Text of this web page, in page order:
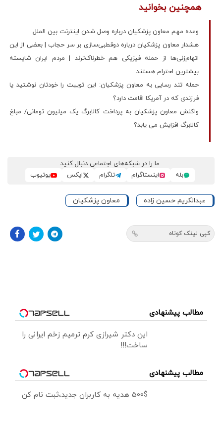
همچنین بخوانید
وعده مهم معاون پزشکیان درباره وصل شدن اینترنت بین الملل
هشدار معاون پزشکیان درباره دوقطبی‌سازی بر سر حجاب | بعضی از این
اتهام‌زنی‌ها از حمله فیزیکی هم خطرناک‌ترند | مردم ایران شایسته
بیشترین احترام هستند
حمله تند رسایی به معاون پزشکیان: این توییت را خودتان نوشتید یا
فرزندی که در آمریکا اقامت دارد؟
واکنش معاون پزشکیان به پرداخت کالابرگ یک میلیون تومانی/ مبلغ
کالابرگ افزایش می یابد؟
ما را در شبکه‌های اجتماعی دنبال کنید
بله
اینستاگرام تلگرام ایکس یوتیوب
عبدالکریم حسین زاده معاون پزشکیان
کپی لینک کوتاه
مطالب پیشنهادی
این دکتر شیرازی کرم ترمیم زخم ایرانی را
ساخت!!!
مطالب پیشنهادی
500$ هدیه به کاربران جدید،ثبت نام کن